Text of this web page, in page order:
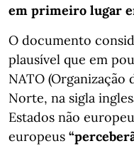
em primeiro lugar
O documento
plausível que em
NATO
Norte, na sigla
Estados não
europeus